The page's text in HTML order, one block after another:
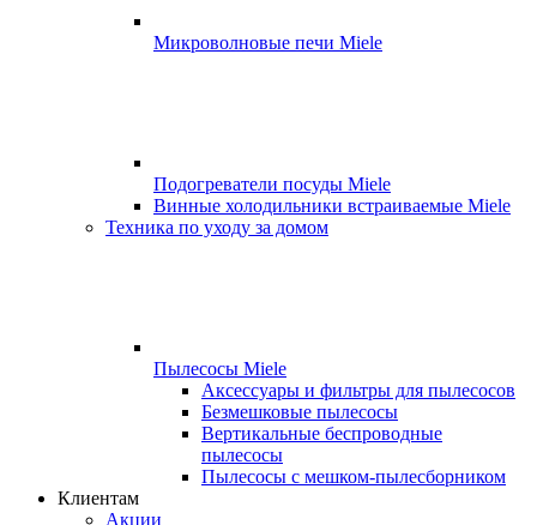
Микроволновые печи Miele
Подогреватели посуды Miele
Винные холодильники встраиваемые Miele
Техника по уходу за домом
Пылесосы Miele
Аксессуары и фильтры для пылесосов
Безмешковые пылесосы
Вертикальные беспроводные
пылесосы
Пылесосы с мешком-пылесборником
Клиентам
Акции